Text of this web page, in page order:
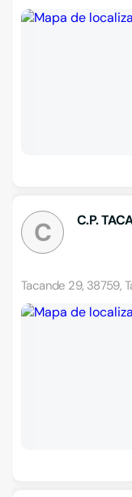
C C.P.
Tacande 29, 38759,